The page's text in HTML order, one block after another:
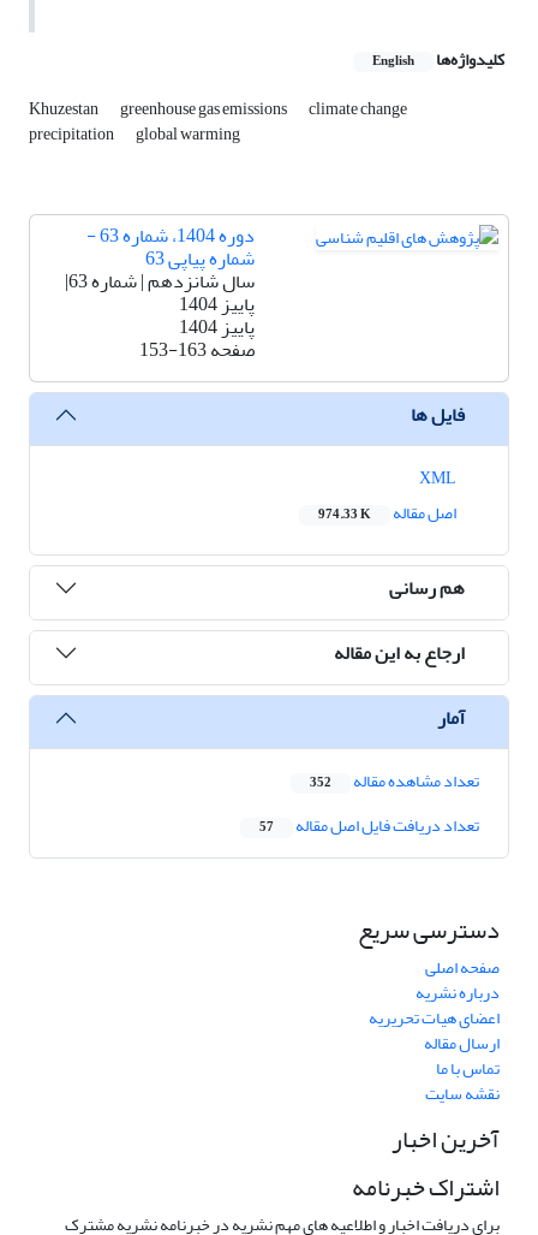
کلیدواژه‌ها English
Khuzestan greenhouse gas emissions climate change
precipitation global warming
دوره 1404، شماره 63 -
شماره پیاپی 63
سال شانزدهم | شماره 63|
پاییز 1404
پاییز 1404
صفحه153-163
فایل ها
اصل مقاله
974.33 K
هم رسانی
ارجاع به این مقاله
آمار
تعداد مشاهده مقاله 352
تعداد دریافت فایل اصل مقاله 57
دسترسی سریع
صفحه اصلی
درباره نشریه
اعضای هیات تحریریه
ارسال مقاله
تماس با ما
نقشه سایت
آخرین اخبار
اشتراک خبرنامه
برای دریافت اخبار و اطلاعیه های مهم نشریه در خبرنامه نشریه مشترک